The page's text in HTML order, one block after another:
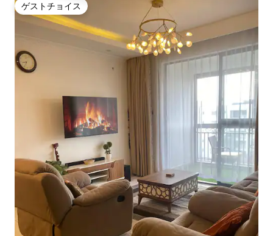
ゲストチョイス
ゲストチョイス